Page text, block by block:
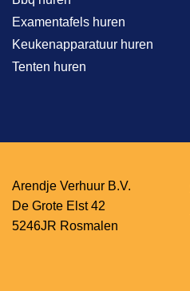
Examentafels huren
Keukenapparatuur huren
Tenten huren
Arendje Verhuur B.V.
De Grote Elst 42
5246JR Rosmalen